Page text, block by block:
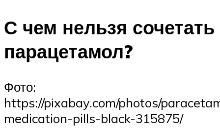
С чем нельзя сочетать
парацетамол?
Фото:
https://pixabay.com/photos/
medication-pills-black-315875/